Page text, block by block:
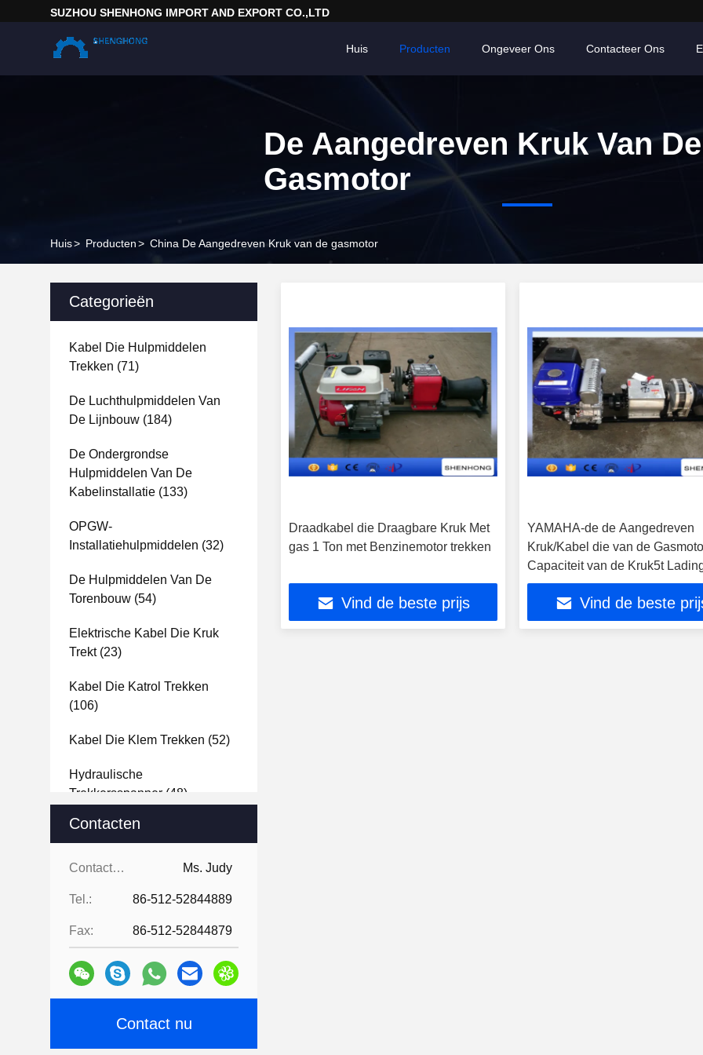
SUZHOU SHENHONG IMPORT AND EXPORT CO.,LTD
Huis Producten Ongeveer Ons Contacteer Ons
De Aangedreven Kruk Van De
Gasmotor
Huis> Producten> China De Aangedreven Kruk van de gasmotor
Categorieën
Kabel Die Hulpmiddelen
Trekken (71)
De Luchthulpmiddelen Van
De Lijnbouw (184)
De Ondergrondse
Hulpmiddelen Van De
Kabelinstallatie (133)
OPGW-
Installatiehulpmiddelen (32)
De Hulpmiddelen Van De
Torenbouw (54)
Elektrische Kabel Die Kruk
Trekt(23)
Kabel Die Katrol Trekken
(106)
Kabel Die Klem Trekken (52)
Hydraulische
Trekkersspanner (48)
De Antikabel Van De
Draaidraad(25)
Diameterkabel(43)
Diesel Kabelkruk(34)
De Aangedreven Kruk Van De
Gasmotor(51)
De Hefbomen Van De
Contacten
Contacten: Ms. Judy
Tel.: 86-512-52844889
Fax: 86-512-52844879
Contact nu
Draadkabel die Draagbare Kruk Met
gas 1 Ton met Benzinemotor trekken
Vind de beste prijs
YAMAHA-de de Aangedreven
Kruk/Kabel die van de
Capaciteit van de Kruk5t
trekken
Vind de beste